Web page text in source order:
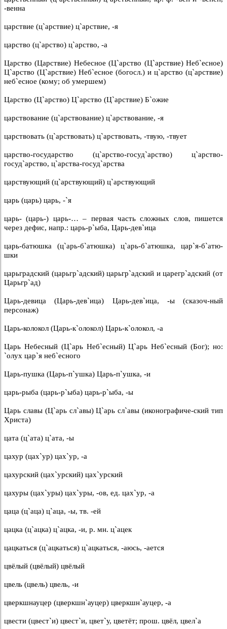
-венна
царствие (ц`арствие) ц`арствие, -я
царство (ц`арство) ц`арство, -а
Царство (Царствие) Небесное (Ц`арство (Ц`арствие) Неб`есное)
Ц`арство (Ц`арствие) Неб`есное (богосл.) и ц`арство (ц`арствие)
неб`есное (кому; об умершем)
Царство (Ц`арство) Ц`арство (Ц`арствие) Б`ожие
царствование (ц`арствование) ц`арствование, -я
царствовать (ц`арствовать) ц`арствовать, -твую, -твует
царство-государство (ц`арство-госуд`арство) ц`арство-
госуд`арство, ц`арства-госуд`арства
царствующий (ц`арствующий) ц`арствующий
царь (царь) царь, -`я
царь- (царь-) царь-… – первая часть сложных слов, пишется
через дефис, напр.: царь-р`ыба, Царь-дев`ица
царь-батюшка (ц`арь-б`атюшка) ц`арь-б`атюшка, цар`я-б`атю-
шки
царьградский (царьгр`адский) царьгр`адский и царегр`адский (от
Царьгр`ад)
Царь-девица (Царь-дев`ица) Царь-дев`ица, -ы (сказоч-ный
персонаж)
Царь-колокол (Царь-к`олокол) Царь-к`олокол, -а
Царь Небесный (Ц`арь Неб`есный) Ц`арь Неб`есный (Бог); но:
`олух цар`я неб`есного
Царь-пушка (Царь-п`ушка) Царь-п`ушка, -и
царь-рыба (царь-р`ыба) царь-р`ыба, -ы
Царь славы (Ц`арь сл`авы) Ц`арь сл`авы (иконографиче-ский тип
Христа)
цата (ц`ата) ц`ата, -ы
цахур (цах`ур) цах`ур, -а
цахурский (цах`урский) цах`урский
цахуры (цах`уры) цах`уры, -ов, ед. цах`ур, -а
цаца (ц`аца) ц`аца, -ы, тв. -ей
цацка (ц`ацка) ц`ацка, -и, р. мн. ц`ацек
цацкаться (ц`ацкаться) ц`ацкаться, -аюсь, -ается
цвёлый (цвёлый) цвёлый
цвель (цвель) цвель, -и
цверкшнауцер (цверкшн`ауцер) цверкшн`ауцер, -а
цвести (цвест`и) цвест`и, цвет`у, цветёт; прош. цвёл, цвел`а